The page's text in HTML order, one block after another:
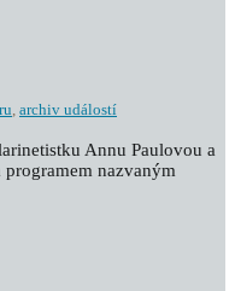
, archiv událostí
Annu Paulovou a
nazvaným